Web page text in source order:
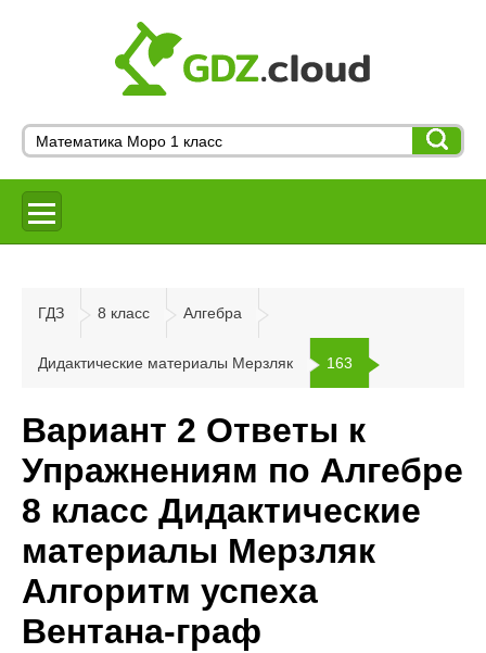
ГДЗ 8 класс Алгебра
Дидактические материалы Мерзляк 163
Вариант 2 Ответы к
Упражнениям по Алгебре
8 класс Дидактические
материалы Мерзляк
Алгоритм успеха
Вентана-граф